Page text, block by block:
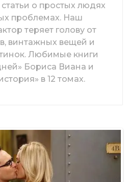
о простых людях
проблемах. Наш
теряет голову от
винтажных вещей и
Любимые книги
Бориса Виана и
в 12 томах.